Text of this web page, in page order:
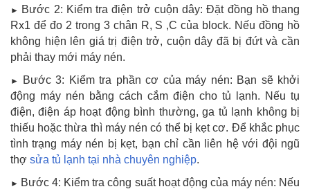
► Bước 2: Kiểm tra điện trở cuộn dây: Đặt đồng hồ thang
Rx1 để đo 2 trong 3 chân R, S ,C của block. Nếu đồng hồ
không hiện lên giá trị điện trở, cuộn dây đã bị đứt và cần
phải thay mới máy nén.
►
Bước 3: Kiểm tra phần cơ của máy nén: Bạn sẽ khởi
động máy nén bằng cách cắm điện cho tủ lạnh. Nếu tụ
điện, điện áp hoạt động bình thường, ga tủ lạnh không bị
thiếu hoặc thừa thì máy nén có thể bị kẹt cơ. Để khắc phục
tình trạng máy nén bị kẹt, bạn chỉ cần liên hệ với đội ngũ
thợ sửa tủ lạnh tại nhà chuyên nghiệp.
► Bước 4: Kiểm tra công suất hoạt động của máy nén: Nếu